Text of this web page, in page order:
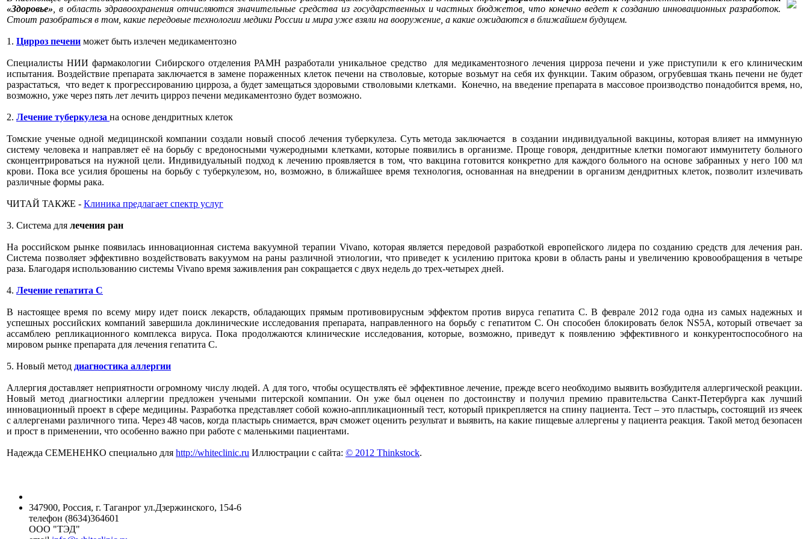
«Здоровье» , в область здравоохранения отчисляются значительные средства из государственных и частных бюджетов, что конечно ведет к созданию инновационных разработок.
Стоит разобраться в том, какие передовые технологии медики России и мира уже взяли на вооружение, а какие ожидаются в ближайшем будущем.
1. Цирроз печени может быть излечен медикаментозно
Специалисты НИИ фармакологии Сибирского отделения РАМН разработали уникальное средство для медикаментозного лечения цирроза печени и уже приступили к его клиническим
испытания. Воздействие препарата заключается в замене пораженных клеток печени на стволовые, которые возьмут на себя их функции. Таким образом, огрубевшая ткань печени не будет
разрастаться, что ведет к прогрессированию цирроза, а будет замещаться здоровыми стволовыми клетками. Конечно, на введение препарата в массовое производство понадобится время, но,
возможно, уже через пять лет лечить цирроз печени медикаментозно будет возможно.
2. Лечение туберкулеза на основе дендритных клеток
Томские ученые одной медицинской компании создали новый способ лечения туберкулеза. Суть метода заключается в создании индивидуальной вакцины, которая влияет на иммунную
систему человека и направляет её на борьбу с вредоносными чужеродными клетками, которые появились в организме. Проще говоря, дендритные клетки помогают иммунитету больного
сконцентрироваться на нужной цели. Индивидуальный подход к лечению проявляется в том, что вакцина готовится конкретно для каждого больного на основе забранных у него 100 мл
крови. Пока все усилия брошены на борьбу с туберкулезом, но, возможно, в ближайшее время технология, основанная на внедрении в организм дендритных клеток, позволит излечивать
различные формы рака.
ЧИТАЙ ТАКЖЕ - Клиника предлагает спектр услуг
3. Система для лечения ран
На российском рынке появилась инновационная система вакуумной терапии Vivano, которая является передовой разработкой европейского лидера по созданию средств для лечения ран.
Система позволяет эффективно воздействовать вакуумом на раны различной этиологии, что приведет к усилению притока крови в область раны и увеличению кровообращения в четыре
раза. Благодаря использованию системы Vivano время заживления ран сокращается с двух недель до трех-четырех дней.
4. Лечение гепатита С
В настоящее время по всему миру идет поиск лекарств, обладающих прямым противовирусным эффектом против вируса гепатита С. В феврале 2012 года одна из самых надежных и
успешных российских компаний завершила доклинические исследования препарата, направленного на борьбу с гепатитом С. Он способен блокировать белок NS5A, который отвечает за
ассамблею репликационного комплекса вируса. Пока продолжаются клинические исследования, которые, возможно, приведут к появлению эффективного и конкурентоспособного на
мировом рынке препарата для лечения гепатита С.
5. Новый метод диагностика аллергии
Аллергия доставляет неприятности огромному числу людей. А для того, чтобы осуществлять её эффективное лечение, прежде всего необходимо выявить возбудителя аллергической реакции.
Новый метод диагностики аллергии предложен учеными питерской компании. Он уже был оценен по достоинству и получил премию правительства Санкт-Петербурга как лучший
инновационный проект в сфере медицины. Разработка представляет собой кожно-аппликационный тест, который прикрепляется на спину пациента. Тест – это пластырь, состоящий из ячеек
с аллергенами различного типа. Через 48 часов, когда пластырь снимается, врач сможет оценить результат и выявить, на какие пищевые аллергены у пациента реакция. Такой метод безопасен
и прост в применении, что особенно важно при работе с маленькими пациентами.
Надежда СЕМЕНЕНКО специально для http://whiteclinic.ru Иллюстрации с сайта: © 2012 Thinkstock.
347900, Россия, г. Таганрог ул.Дзержинского, 154-6
телефон (8634)364601
ООО "ТЭД"